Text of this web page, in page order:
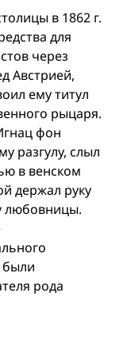
в 1862 г.
для
через
Австрией,
ему титул
рыцаря.
фон
разгулу, слыл
в венском
держал руку
любовницы.
рода